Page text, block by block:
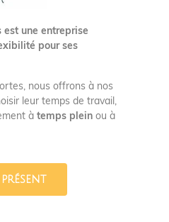
une entreprise
pour ses
nous offrons à nos
leur temps de travail,
à temps plein ou à